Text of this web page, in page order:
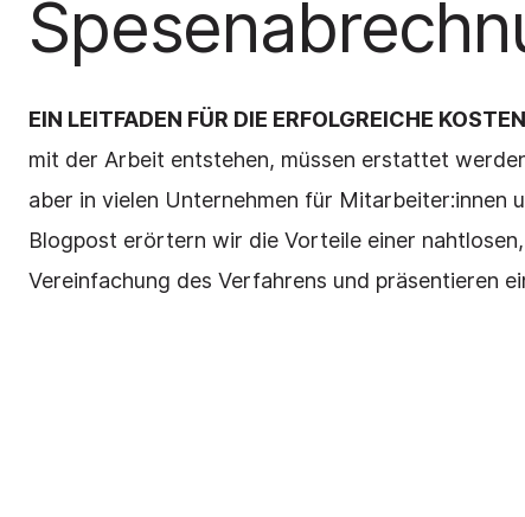
EIN LEITFADEN FÜR DIE ERFOLGREICHE
mit der Arbeit entstehen, müssen erstattet
aber in vielen Unternehmen für Mitarbeiter:innen
Blogpost erörtern wir die Vorteile einer
Vereinfachung des Verfahrens und präsentieren